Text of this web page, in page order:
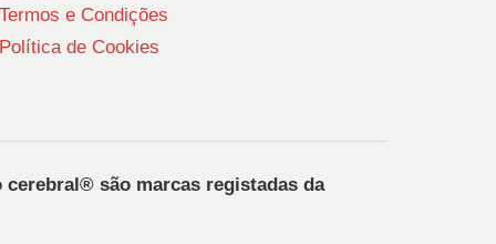
Termos e Condições
Política de Cookies
são marcas registadas da